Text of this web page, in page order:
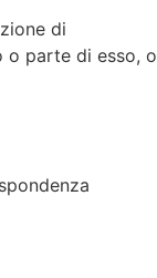
di
o parte di esso, o